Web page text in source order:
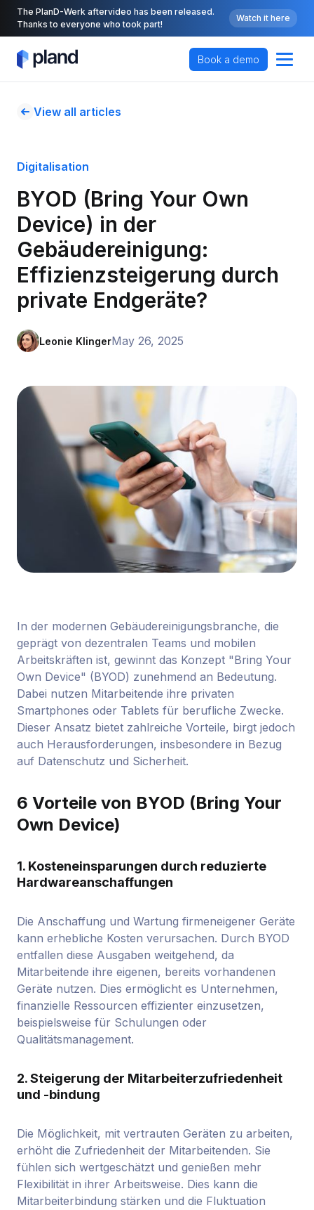
The PlanD-Werk aftervideo has been released.
Thanks to everyone who took part!
Watch it here
Book a demo
View all articles
Digitalisation
BYOD (Bring Your Own
Device) in der
Gebäudereinigung:
Effizienzsteigerung durch
private Endgeräte?
Leonie KlingerMay 26, 2025
In der modernen Gebäudereinigungsbranche, die
geprägt von dezentralen Teams und mobilen
Arbeitskräften ist, gewinnt das Konzept "Bring Your
Own Device" (BYOD) zunehmend an Bedeutung.
Dabei nutzen Mitarbeitende ihre privaten
Smartphones oder Tablets für berufliche Zwecke.
Dieser Ansatz bietet zahlreiche Vorteile, birgt jedoch
auch Herausforderungen, insbesondere in Bezug
auf Datenschutz und Sicherheit.
6 Vorteile von BYOD (Bring Your
Own Device)
1. Kosteneinsparungen durch reduzierte
Hardwareanschaffungen
Die Anschaffung und Wartung firmeneigener Geräte
kann erhebliche Kosten verursachen. Durch BYOD
entfallen diese Ausgaben weitgehend, da
Mitarbeitende ihre eigenen, bereits vorhandenen
Geräte nutzen. Dies ermöglicht es Unternehmen,
finanzielle Ressourcen effizienter einzusetzen,
beispielsweise für Schulungen oder
Qualitätsmanagement.
2. Steigerung der Mitarbeiterzufriedenheit
und -bindung
Die Möglichkeit, mit vertrauten Geräten zu arbeiten,
erhöht die Zufriedenheit der Mitarbeitenden. Sie
fühlen sich wertgeschätzt und genießen mehr
Flexibilität in ihrer Arbeitsweise. Dies kann die
Mitarbeiterbindung stärken und die Fluktuation